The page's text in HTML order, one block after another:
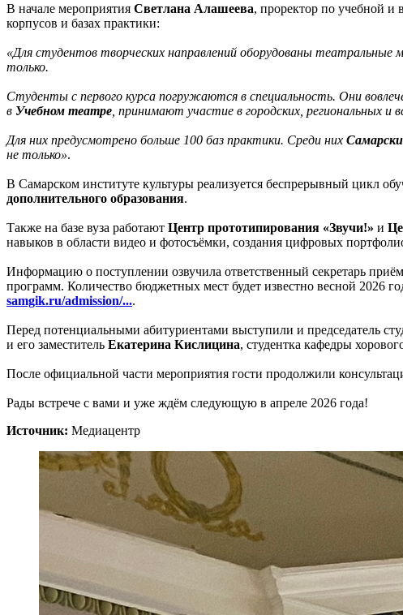
В начале мероприятия Светлана Алашеева, проректор по учебной и
корпусов и базах практики:
«Для студентов творческих направлений оборудованы театральные
только.
Студенты с первого курса погружаются в специальность. Они
в Учебном театре , принимают участие в городских, региональных и
Для них предусмотрено больше 100 баз практики. Среди них
не только».
В Самарском институте культуры реализуется беспрерывный цикл
дополнительного образования.
Также на базе вуза работают Центр прототипирования «Звучи!» и
навыков в области видео и фотосъëмки, создания цифровых
Информацию о поступлении озвучила ответственный секретарь
программ. Количество бюджетных мест будет известно весной 2026
samgik.ru/admission/....
Перед потенциальными абитуриентами выступили и председатель
и его заместитель Екатерина Кислицина, студентка кафедры
После официальной части мероприятия гости продолжили
Рады встрече с вами и уже ждём следующую в апреле 2026 года!
Источник: Медиацентр